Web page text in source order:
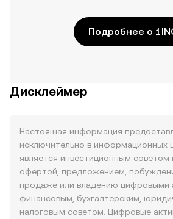
Подробнее о
Дисклеймер
Настоящая информация
исключительно в информационных
является инвестиционным советом
офертой, предложением,
продаже или владению цифровыми
финансовым, бухгалтерским,
налоговым советом. Цифровые